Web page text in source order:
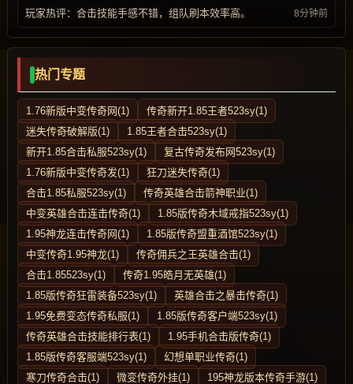
玩家热评：合击技能手感不错，组队刷本效率高。 8分钟前
热门专题
1.76新版中变传奇网(1)
传奇新开1.85王者523sy(1)
迷失传奇破解版(1)
1.85王者合击523sy(1)
新开1.85合击私服523sy(1)
复古传奇发布网523sy(1)
1.76新版中变传奇发(1)
狂刀迷失传奇(1)
合击1.85私服523sy(1)
传奇英雄合击箭神职业(1)
中变英雄合击连击传奇(1)
1.85版传奇木域戒指523sy(1)
1.95神龙连击传奇网(1)
1.85版传奇盟重酒馆523sy(1)
中变传奇1.95神龙(1)
传奇佣兵之王英雄合击(1)
合击1.85523sy(1)
传奇1.95皓月无英雄(1)
1.85版传奇狂雷装备523sy(1)
英雄合击之暴击传奇(1)
1.95免费变态传奇私服(1)
1.85版传奇客户端523sy(1)
传奇英雄合击技能排行表(1)
1.95手机合击版传奇(1)
1.85版传奇客服端523sy(1)
幻想单职业传奇(1)
寒刀传奇合击(1)
微变传奇外挂(1)
195神龙版本传奇手游(1)